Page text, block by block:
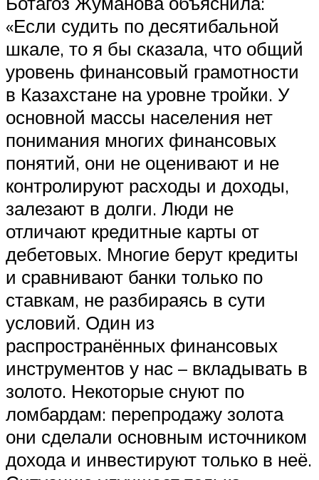
«Если судить по десятибальной
шкале, то я бы сказала, что общий
уровень финансовый грамотности
в Казахстане на уровне тройки. У
основной массы населения нет
понимания многих финансовых
понятий, они не оценивают и не
контролируют расходы и доходы,
залезают в долги. Люди не
отличают кредитные карты от
дебетовых. Многие берут кредиты
и сравнивают банки только по
ставкам, не разбираясь в сути
условий. Один из
распространённых финансовых
инструментов у нас – вкладывать в
золото. Некоторые снуют по
ломбардам: перепродажу золота
они сделали основным источником
дохода и инвестируют только в неё.